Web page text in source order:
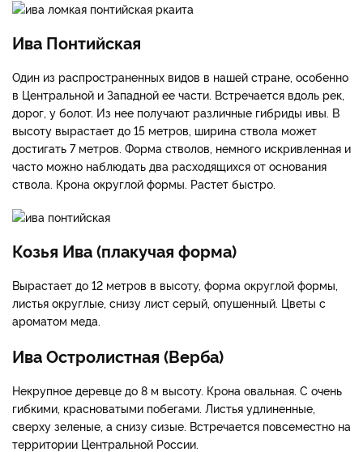
Ива Понтийская
Один из распространенных видов в нашей стране, особенно
в Центральной и Западной ее части. Встречается вдоль рек,
дорог, у болот. Из нее получают различные гибриды ивы. В
высоту вырастает до 15 метров, ширина ствола может
достигать 7 метров. Форма стволов, немного искривленная и
часто можно наблюдать два расходящихся от основания
ствола. Крона округлой формы. Растет быстро.
Козья Ива (плакучая форма)
Вырастает до 12 метров в высоту, форма округлой формы,
листья округлые, снизу лист серый, опушенный. Цветы с
ароматом меда.
Ива Остролистная (Верба)
Некрупное деревце до 8 м высоту. Крона овальная. С очень
гибкими, красноватыми побегами. Листья удлиненные,
сверху зеленые, а снизу сизые. Встречается повсеместно на
территории Центральной России.